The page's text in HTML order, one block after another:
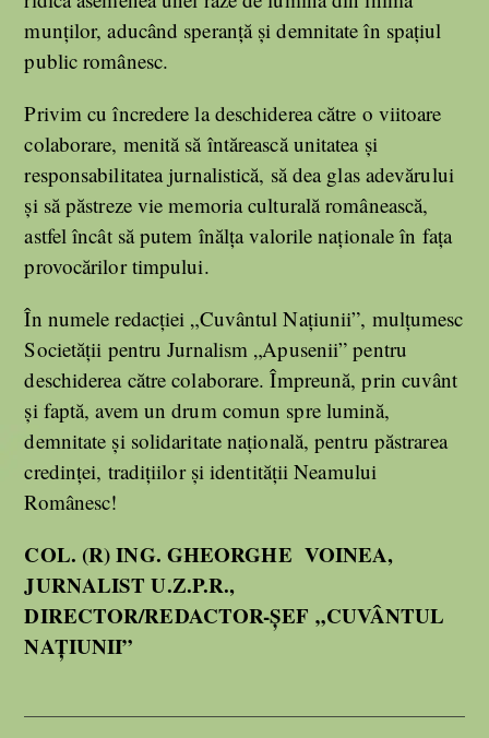
munților, aducând speranță și demnitate în spațiul
public românesc.
Privim cu încredere la deschiderea către o viitoare
colaborare, menită să întărească unitatea și
responsabilitatea jurnalistică, să dea glas adevărului
și să păstreze vie memoria culturală românească,
astfel încât să putem înălța valorile naționale în fața
provocărilor timpului.
În numele redacției „Cuvântul Națiunii”, mulțumesc
Societății pentru Jurnalism „Apusenii” pentru
deschiderea către colaborare. Împreună, prin cuvânt
și faptă, avem un drum comun spre lumină,
demnitate și solidaritate națională, pentru păstrarea
credinței, tradițiilor și identității Neamului
Românesc!
COL. (R) ING. GHEORGHE VOINEA,
JURNALIST U.Z.P.R.,
DIRECTOR/REDACTOR-ȘEF „CUVÂNTUL
NAȚIUNII”